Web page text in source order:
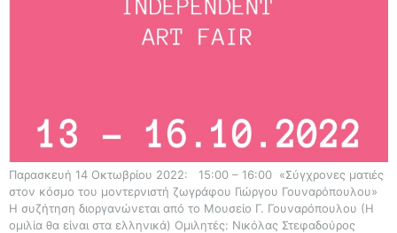
Παρασκευή 14 Οκτωβρίου 2022: 15:00 – 16:00 «Σύγχρονες ματιές
στον κόσμο του μοντερνιστή ζωγράφου Γιώργου Γουναρόπουλου»
Η συζήτηση διοργανώνεται από το Μουσείο Γ. Γουναρόπουλου (Η
ομιλία θα είναι στα ελληνικά) Ομιλητές: Νικόλας Στεφαδούρος